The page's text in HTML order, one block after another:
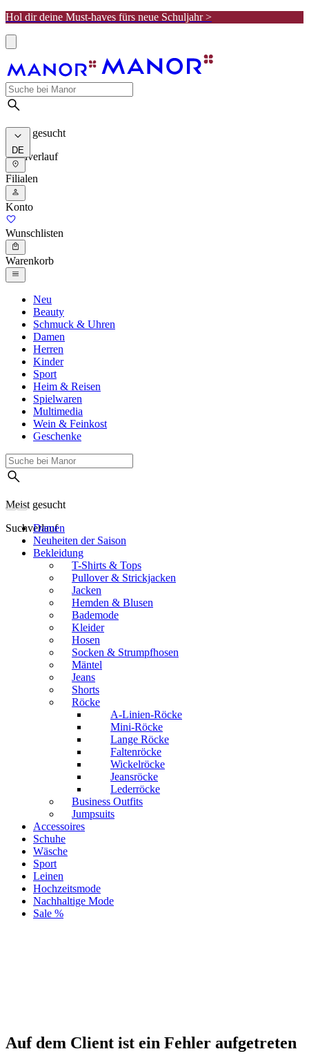
Hol dir deine Must-haves fürs neue Schuljahr >
Meist gesucht
Suchverlauf
DE
Filialen
Konto
Wunschlisten
Warenkorb
Neu
Beauty
Schmuck & Uhren
Damen
Herren
Kinder
Sport
Heim & Reisen
Spielwaren
Multimedia
Wein & Feinkost
Geschenke
Meist gesucht
Suchverlauf
Damen
Neuheiten der Saison
Bekleidung
T-Shirts & Tops
Pullover & Strickjacken
Jacken
Hemden & Blusen
Bademode
Kleider
Hosen
Socken & Strumpfhosen
Mäntel
Jeans
Shorts
Röcke
A-Linien-Röcke
Mini-Röcke
Lange Röcke
Faltenröcke
Wickelröcke
Jeansröcke
Lederröcke
Business Outfits
Jumpsuits
Accessoires
Schuhe
Wäsche
Sport
Leinen
Hochzeitsmode
Nachhaltige Mode
Sale %
Auf dem Client ist ein Fehler aufgetreten